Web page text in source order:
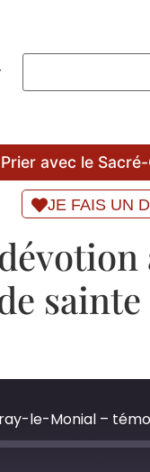
Prier avec le
JE FAIS UN